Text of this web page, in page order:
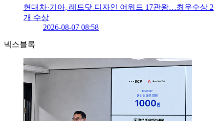
현대차·기아, 레드닷 디자인 어워드 17관왕…최우수상 2
개 수상
2026-08-07 08:58
넥스블록